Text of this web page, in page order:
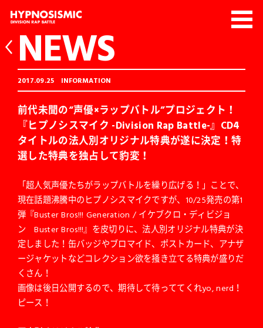
NEWS
2017.09.25 INFORMATION
前代未聞の“声優×ラップバトル”プロジェクト！
『ヒプノシスマイク -Division Rap Battle-』CD4
タイトルの法人別オリジナル特典が遂に決定！特
選した特典を独占して豹変！
「超人気声優たちがラップバトルを繰り広げる！」ことで、
現在話題沸騰中のヒプノシスマイクですが、10/25発売の第1
弾『Buster Bros!!! Generation / イケブクロ・ディビジョ
ン Buster Bros!!!』を皮切りに、法人別オリジナル特典が決
定しました！缶バッジやブロマイド、ポストカード、アナザ
ージャケットなどコレクション欲を掻き立てる特典が盛りだ
くさん！
画像は後日公開するので、期待して待っててくれyo, nerd！
ピース！